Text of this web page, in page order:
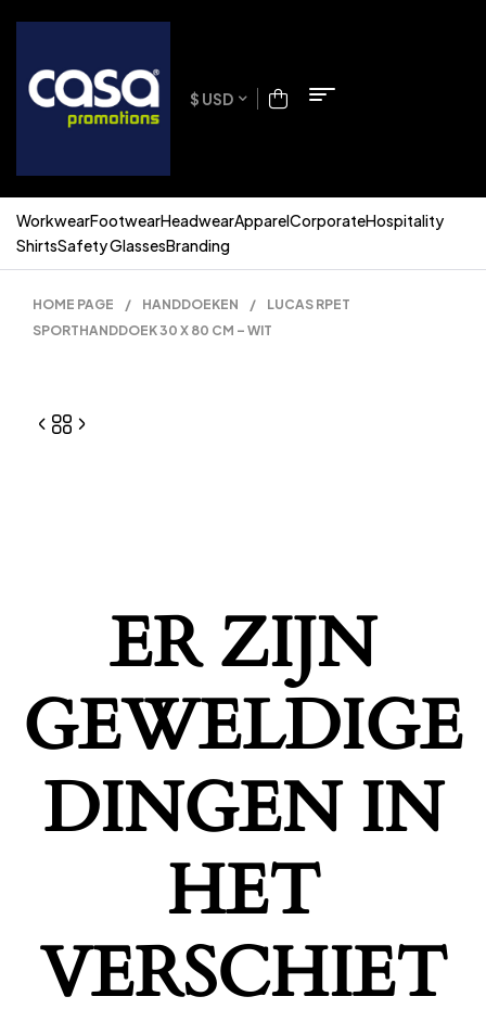
$ USD
WorkwearFootwearHeadwearApparelCorporateHospitality
ShirtsSafety GlassesBranding
HOME PAGE / HANDDOEKEN /
LUCAS RPET
SPORTHANDDOEK 30 X 80 CM – WIT
ER ZIJN
GEWELDIGE
DINGEN IN
HET
VERSCHIET